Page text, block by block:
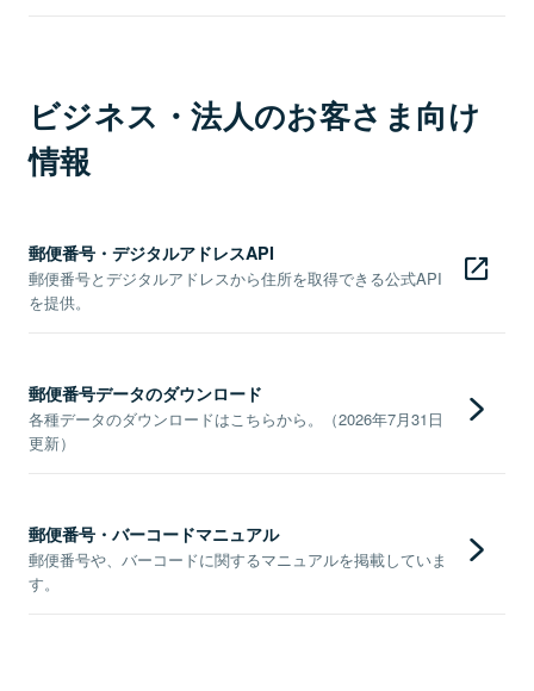
ビジネス・法人のお客さま向け
情報
郵便番号・デジタルアドレスAPI
郵便番号とデジタルアドレスから住所を取得できる公式API
を提供。
郵便番号データのダウンロード
各種データのダウンロードはこちらから。（2026年7月31日
更新）
郵便番号・バーコードマニュアル
郵便番号や、バーコードに関するマニュアルを掲載していま
す。